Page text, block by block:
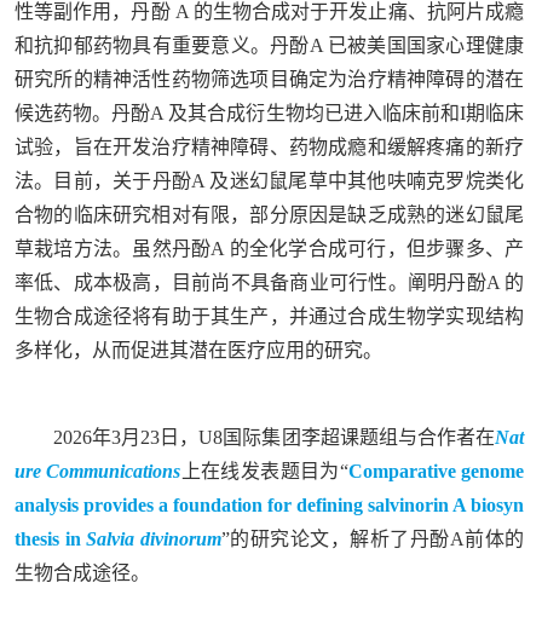
性等副作用，丹酚 A 的生物合成对于开发止痛、抗阿片成瘾
和抗抑郁药物具有重要意义。丹酚A 已被美国国家心理健康
研究所的精神活性药物筛选项目确定为治疗精神障碍的潜在
候选药物。丹酚A 及其合成衍生物均已进入临床前和I期临床
试验，旨在开发治疗精神障碍、药物成瘾和缓解疼痛的新疗
法。目前，关于丹酚A 及迷幻鼠尾草中其他呋喃克罗烷类化
合物的临床研究相对有限，部分原因是缺乏成熟的迷幻鼠尾
草栽培方法。虽然丹酚A 的全化学合成可行，但步骤多、产
率低、成本极高，目前尚不具备商业可行性。阐明丹酚A 的
生物合成途径将有助于其生产，并通过合成生物学实现结构
多样化，从而促进其潜在医疗应用的研究。
2026年3月23日，U8国际集团李超课题组与合作者在Nat
ure Communications上在线发表题目为“Comparative genome
analysis provides a foundation for defining salvinorin A biosyn
thesis in Salvia divinorum”的研究论文，解析了丹酚A前体的
生物合成途径。